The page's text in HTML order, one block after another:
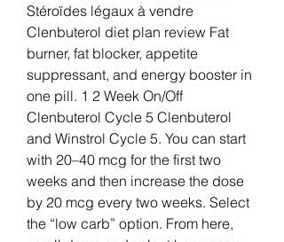
Stéroïdes légaux à vendre
Clenbuterol diet plan review Fat
burner, fat blocker, appetite
suppressant, and energy booster in
one pill. 1 2 Week On/Off
Clenbuterol Cycle 5 Clenbuterol
and Winstrol Cycle 5. You can start
with 20–40 mcg for the first two
weeks and then increase the dose
by 20 mcg every two weeks. Select
the “low carb” option. From here,